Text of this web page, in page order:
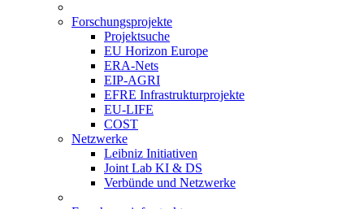
Forschungsprojekte
Projektsuche
EU Horizon Europe
ERA-Nets
EIP-AGRI
EFRE Infrastrukturprojekte
EU-LIFE
COST
Netzwerke
Leibniz Initiativen
Joint Lab KI & DS
Verbünde und Netzwerke